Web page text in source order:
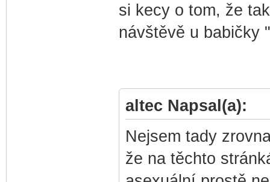
si kecy o tom, že
návštěvě u babičky
altec Napsal(a):
Nejsem tady
že na těchto